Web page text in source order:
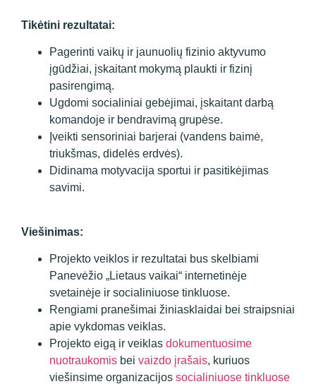
Tikėtini rezultatai:
Pagerinti vaikų ir jaunuolių fizinio aktyvumo
įgūdžiai, įskaitant mokymą plaukti ir fizinį
pasirengimą.
Ugdomi socialiniai gebėjimai, įskaitant darbą
komandoje ir bendravimą grupėse.
Įveikti sensoriniai barjerai (vandens baimė,
triukšmas, didelės erdvės).
Didinama motyvacija sportui ir pasitikėjimas
savimi.
Viešinimas:
Projekto veiklos ir rezultatai bus skelbiami
Panevėžio „Lietaus vaikai“ internetinėje
svetainėje ir socialiniuose tinkluose.
Rengiami pranešimai žiniasklaidai bei straipsniai
apie vykdomas veiklas.
Projekto eigą ir veiklas dokumentuosime
nuotraukomis bei vaizdo įrašais, kuriuos
viešinsime organizacijos socialiniuose tinkluose